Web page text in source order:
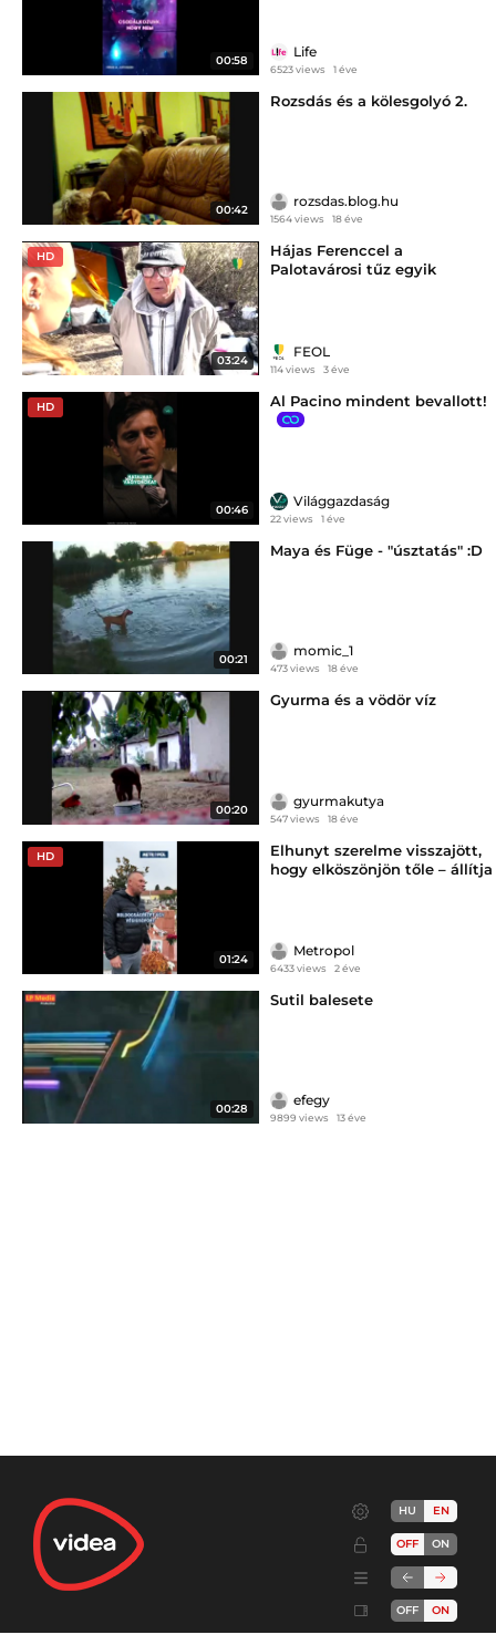
00:58
Life
6523 views 1 éve
00:42
Rozsdás és a kölesgolyó 2.
rozsdas.blog.hu
1564 views 18 éve
HD
03:24
Hájas Ferenccel a
Palotavárosi tűz egyik
FEOL
114 views 3 éve
HD
00:46
Al Pacino mindent bevallott!
Világgazdaság
22 views 1 éve
00:21
Maya és Füge - "úsztatás" :D
momic_1
473 views 18 éve
00:20
Gyurma és a vödör víz
gyurmakutya
547 views 18 éve
HD
01:24
Elhunyt szerelme visszajött,
hogy elköszönjön tőle – állítja
Metropol
6433 views 2 éve
00:28
Sutil balesete
efegy
9899 views 13 éve
HU EN
OFF ON
OFF ON